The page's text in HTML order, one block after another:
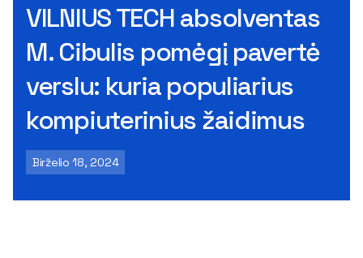
VILNIUS TECH absolventas
M. Cibulis pomėgį pavertė
verslu: kuria populiarius
kompiuterinius žaidimus
Birželio 18, 2024